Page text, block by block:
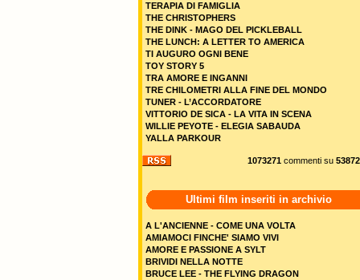
TERAPIA DI FAMIGLIA
THE CHRISTOPHERS
THE DINK - MAGO DEL PICKLEBALL
THE LUNCH: A LETTER TO AMERICA
TI AUGURO OGNI BENE
TOY STORY 5
TRA AMORE E INGANNI
TRE CHILOMETRI ALLA FINE DEL MONDO
TUNER - L’ACCORDATORE
VITTORIO DE SICA - LA VITA IN SCENA
WILLIE PEYOTE - ELEGIA SABAUDA
YALLA PARKOUR
1073271 commenti su 53872
Ultimi film inseriti in archivio
A L'ANCIENNE - COME UNA VOLTA
AMIAMOCI FINCHE' SIAMO VIVI
AMORE E PASSIONE A SYLT
BRIVIDI NELLA NOTTE
BRUCE LEE - THE FLYING DRAGON